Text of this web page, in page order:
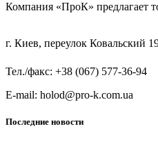
Компания «ПроК» предлагает
г. Киев, переулок Ковальский
Тел./факс: +38 (067) 577-36-94
E-mail: holod@pro-k.com.ua
Последние новости